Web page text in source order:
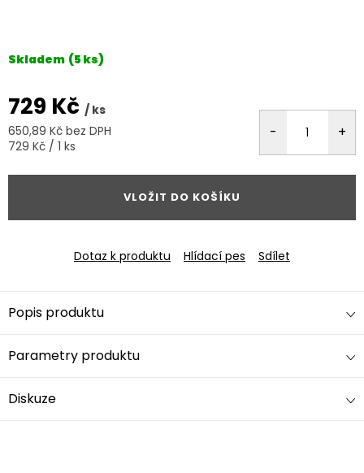
Skladem (5 ks)
729 Kč / ks
650,89 Kč bez DPH
Měrná
729 Kč / 1 ks
VLOŽIT DO KOŠÍKU
Dotaz k produktu Hlídací pes Sdílet
Popis produktu
Parametry produktu
Diskuze